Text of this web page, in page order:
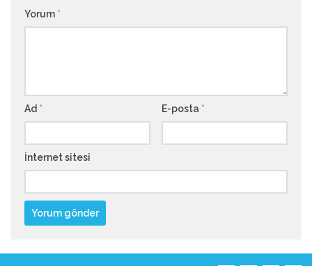
Yorum *
Ad * E-posta *
İnternet sitesi